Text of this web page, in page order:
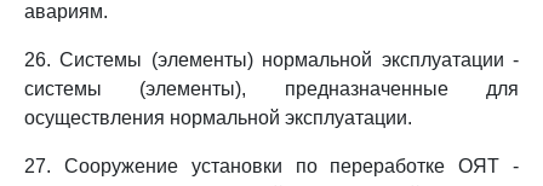
авариям.
26. Системы (элементы) нормальной эксплуатации -
системы (элементы), предназначенные для
осуществления нормальной эксплуатации.
27. Сооружение установки по переработке ОЯТ -